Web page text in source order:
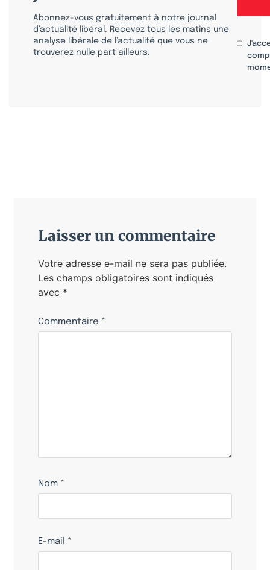
Abonnez-vous gratuitement à notre journal
d’actualité libéral. Recevez tous les matins une
analyse libérale de l’actualité que vous ne
trouverez nulle part ailleurs.
Laisser un commentaire
Votre adresse e-mail ne sera pas publiée.
Les champs obligatoires sont indiqués
avec *
Commentaire *
Nom *
E-mail *